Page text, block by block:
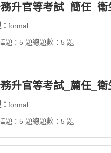
升官等考試_簡任_
formal
題：5 題總題數：5 題
升官等考試_薦任_
formal
題：5 題總題數：5 題